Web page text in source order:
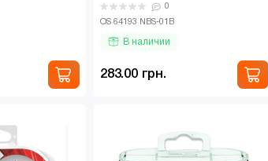
БОЛЬШЕ СВЕ..
0
OS 64193 NBS-01B
В наличии
283.00 грн.